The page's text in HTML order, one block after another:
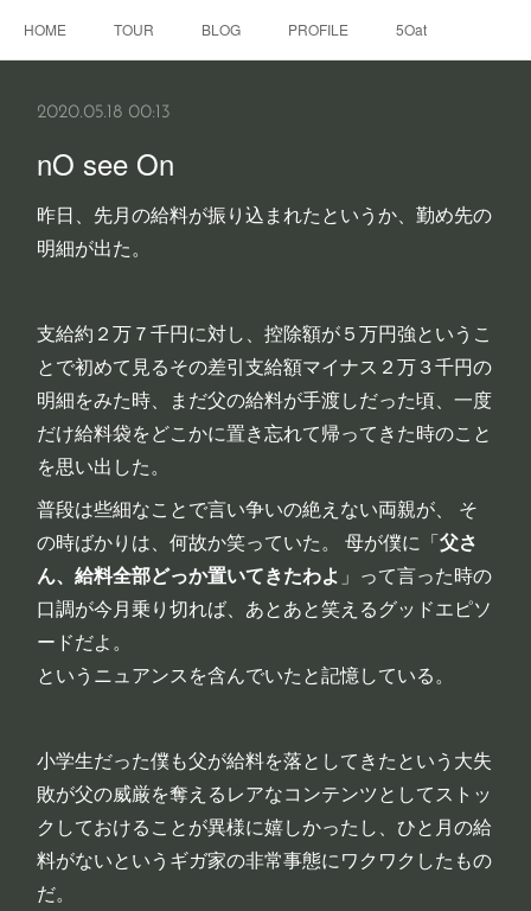
HOME TOUR BLOG PROFILE 5Oat
2020.05.18 00:13
nO see On
昨日、先月の給料が振り込まれたというか、勤め先の
明細が出た。
支給約２万７千円に対し、控除額が５万円強というこ
とで初めて見るその差引支給額マイナス２万３千円の
明細をみた時、まだ父の給料が手渡しだった頃、一度
だけ給料袋をどこかに置き忘れて帰ってきた時のこと
を思い出した。
普段は些細なことで言い争いの絶えない両親が、 そ
の時ばかりは、何故か笑っていた。 母が僕に「父さ
ん、給料全部どっか置いてきたわよ 」って言った時の
口調が今月乗り切れば、あとあと笑えるグッドエピソ
ードだよ。
というニュアンスを含んでいたと記憶している。
小学生だった僕も父が給料を落としてきたという大失
敗が父の威厳を奪えるレアなコンテンツとしてストッ
クしておけることが異様に嬉しかったし、ひと月の給
料がないというギガ家の非常事態にワクワクしたもの
だ。